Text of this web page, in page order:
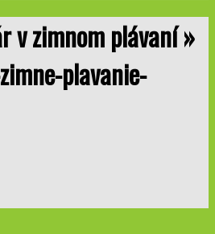
v zimnom plávaní »
plavanie-